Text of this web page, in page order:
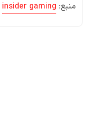
منبع: insider gaming